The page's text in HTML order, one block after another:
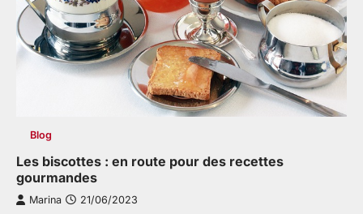
Blog
Les biscottes : en route pour des recettes
gourmandes
Marina 21/06/2023